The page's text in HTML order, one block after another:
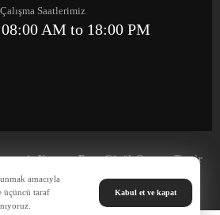
Çalışma Saatlerimiz
AM to 18:00 PM
Kaporta Boya Göçük Onarım Tamir
Merkezi
amacıyla
üçüncü taraf
Kabul et ve kapat